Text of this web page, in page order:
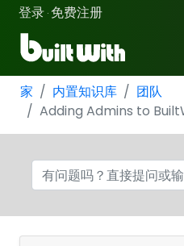
登录 · 免费注册
家 内置知识库
团队
Adding Admins to